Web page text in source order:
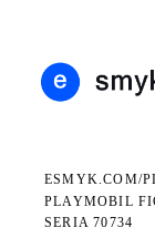
ESMYK.COM/
PLAYMOBIL
SERIA 70734